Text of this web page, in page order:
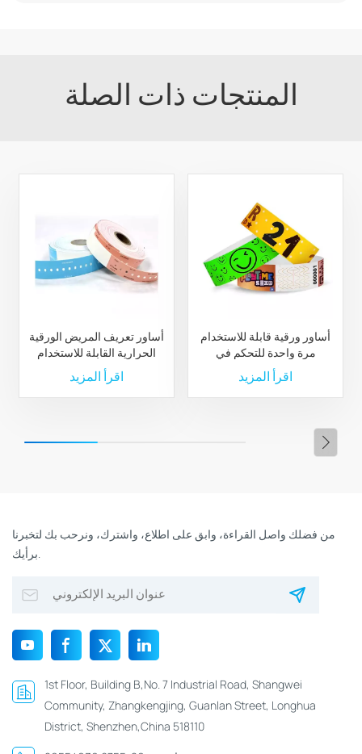
المنتجات ذات الصلة
أساور تعريف المريض الورقية
الحرارية القابلة للاستخدام
مرة واحدة بتقنية RFID لإدارة
طبية فعالة
اقرأ المزيد
أساور ورقية قابلة للاستخدام
مرة واحدة للتحكم في
الوصول مع شعار مخصص
اقرأ المزيد
من فضلك واصل القراءة، وابق على اطلاع، واشترك، ونرحب بك لتخبرنا
1st Floor, Building B,No. 7 Industrial Road, Shangwei
Community, Zhangkengjing, Guanlan Street, Longhua
District, Shenzhen,China 518110